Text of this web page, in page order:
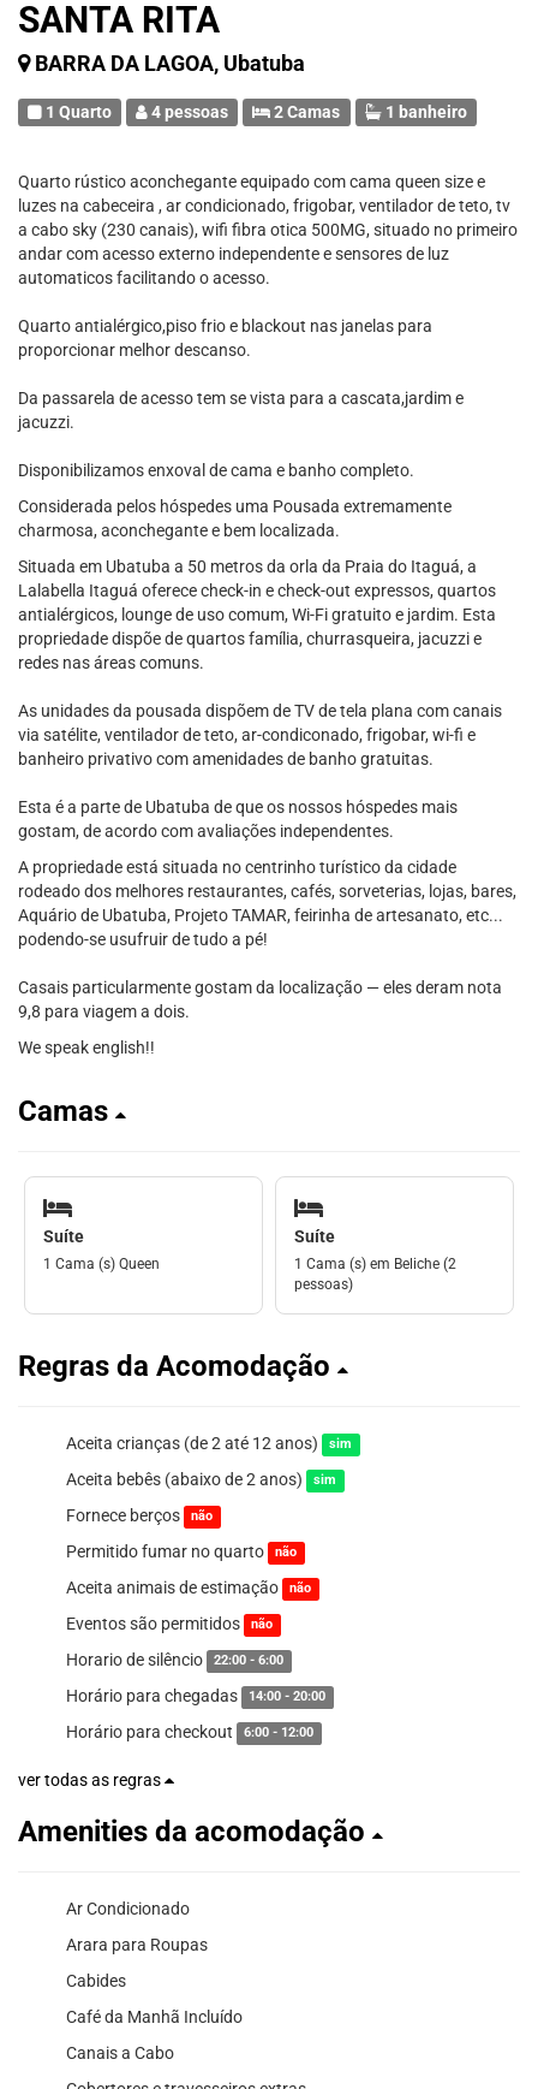
SANTA RITA
BARRA DA LAGOA, Ubatuba
1 Quarto 4 pessoas 2 Camas 1 banheiro
Quarto rústico aconchegante equipado com cama queen size e
luzes na cabeceira , ar condicionado, frigobar, ventilador de teto, tv
a cabo sky (230 canais), wifi fibra otica 500MG, situado no primeiro
andar com acesso externo independente e sensores de luz
automaticos facilitando o acesso.
Quarto antialérgico,piso frio e blackout nas janelas para
proporcionar melhor descanso.
Da passarela de acesso tem se vista para a cascata,jardim e
jacuzzi.
Disponibilizamos enxoval de cama e banho completo.
Considerada pelos hóspedes uma Pousada extremamente
charmosa, aconchegante e bem localizada.
Situada em Ubatuba a 50 metros da orla da Praia do Itaguá, a
Lalabella Itaguá oferece check-in e check-out expressos, quartos
antialérgicos, lounge de uso comum, Wi-Fi gratuito e jardim. Esta
propriedade dispõe de quartos família, churrasqueira, jacuzzi e
redes nas áreas comuns.
As unidades da pousada dispõem de TV de tela plana com canais
via satélite, ventilador de teto, ar-condiconado, frigobar, wi-fi e
banheiro privativo com amenidades de banho gratuitas.
Esta é a parte de Ubatuba de que os nossos hóspedes mais
gostam, de acordo com avaliações independentes.
A propriedade está situada no centrinho turístico da cidade
rodeado dos melhores restaurantes, cafés, sorveterias, lojas, bares,
Aquário de Ubatuba, Projeto TAMAR, feirinha de artesanato, etc...
podendo-se usufruir de tudo a pé!
Casais particularmente gostam da localização — eles deram nota
9,8 para viagem a dois.
We speak english!!
Camas
Suíte
1 Cama (s) Queen
Suíte
1 Cama (s) em Beliche (2
pessoas)
Regras da Acomodação
Aceita crianças (de 2 até 12 anos) sim
Aceita bebês (abaixo de 2 anos) sim
Fornece berços não
Permitido fumar no quarto não
Aceita animais de estimação não
Eventos são permitidos não
Horario de silêncio 22:00 - 6:00
Horário para chegadas 14:00 - 20:00
Horário para checkout 6:00 - 12:00
ver todas as regras
Amenities da acomodação
Ar Condicionado
Arara para Roupas
Cabides
Café da Manhã Incluído
Canais a Cabo